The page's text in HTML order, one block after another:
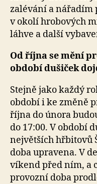
zalévání a nářadím
v okolí hrobových
láhve a další
Od října se mění
období dušiček
Stejně jako každý
období i ke změně
října do února
do 17:00. V období
největších hřbitovů
doba upravena. V
víkend před ním, a
provozní doba